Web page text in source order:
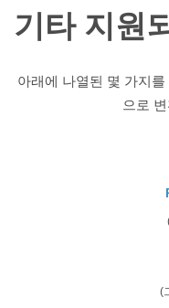
기타 지원
아래에 나열된 몇 가지
으로
(